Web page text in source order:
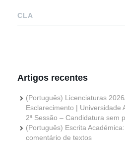
CLA
Artigos recentes
(Português) Licenciaturas
Esclarecimento | Universidade
2ª Sessão – Candidatura sem
(Português) Escrita
comentário de textos